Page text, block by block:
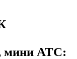
мини АТС: